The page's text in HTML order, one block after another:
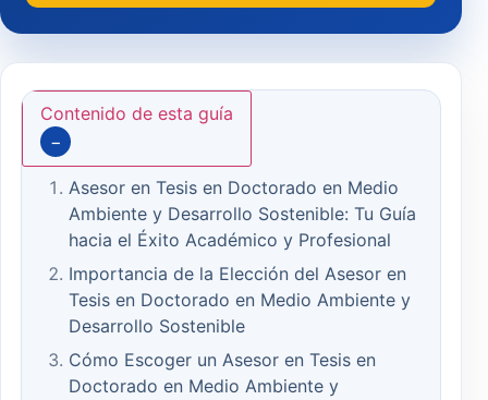
Contenido de esta guía
−
Asesor en Tesis en Doctorado en Medio
Ambiente y Desarrollo Sostenible: Tu Guía
hacia el Éxito Académico y Profesional
Importancia de la Elección del Asesor en
Tesis en Doctorado en Medio Ambiente y
Desarrollo Sostenible
Cómo Escoger un Asesor en Tesis en
Doctorado en Medio Ambiente y